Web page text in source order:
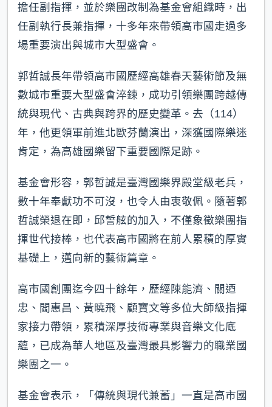
擔任副指揮，並於樂團改制為基金會組織時，出
任副執行長兼指揮，十多年來帶領高市國走過多
場重要演出與城市大型盛會。
郭哲誠長年帶領高市國歷經高雄春天藝術節及無
數城市重要大型盛會淬鍊，成功引領樂團跨越傳
統與現代、古典與跨界的歷史變革。去（114）
年，他更領軍前進北歐芬蘭演出，深獲國際樂迷
肯定，為高雄國樂留下重要國際足跡。
基金會形容，郭哲誠是臺灣國樂界殿堂級老兵，
數十年奉獻功不可沒，也令人由衷敬佩。隨著郭
哲誠榮退在即，邱誓舷的加入，不僅象徵樂團指
揮世代接棒，也代表高市國將在前人累積的厚實
基礎上，邁向新的藝術篇章。
高市國創團迄今四十餘年，歷經陳能濟、關迺
忠、閻惠昌、黃曉飛、顧寶文等多位大師級指揮
家接力帶領，累積深厚技術專業與音樂文化底
蘊，已成為華人地區及臺灣最具影響力的職業國
樂團之一。
基金會表示，「傳統與現代兼蓄」一直是高市國